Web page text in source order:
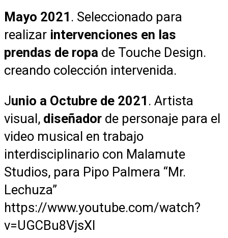
Mayo 2021 . Seleccionado para
realizar intervenciones en las
prendas de ropa de Touche Design.
creando colección intervenida.
Junio a Octubre de 2021 . Artista
visual, diseñador de personaje para el
video musical en trabajo
interdisciplinario con Malamute
Studios, para Pipo Palmera “Mr.
Lechuza”
https://www.youtube.com/watch?
v=UGCBu8VjsXI